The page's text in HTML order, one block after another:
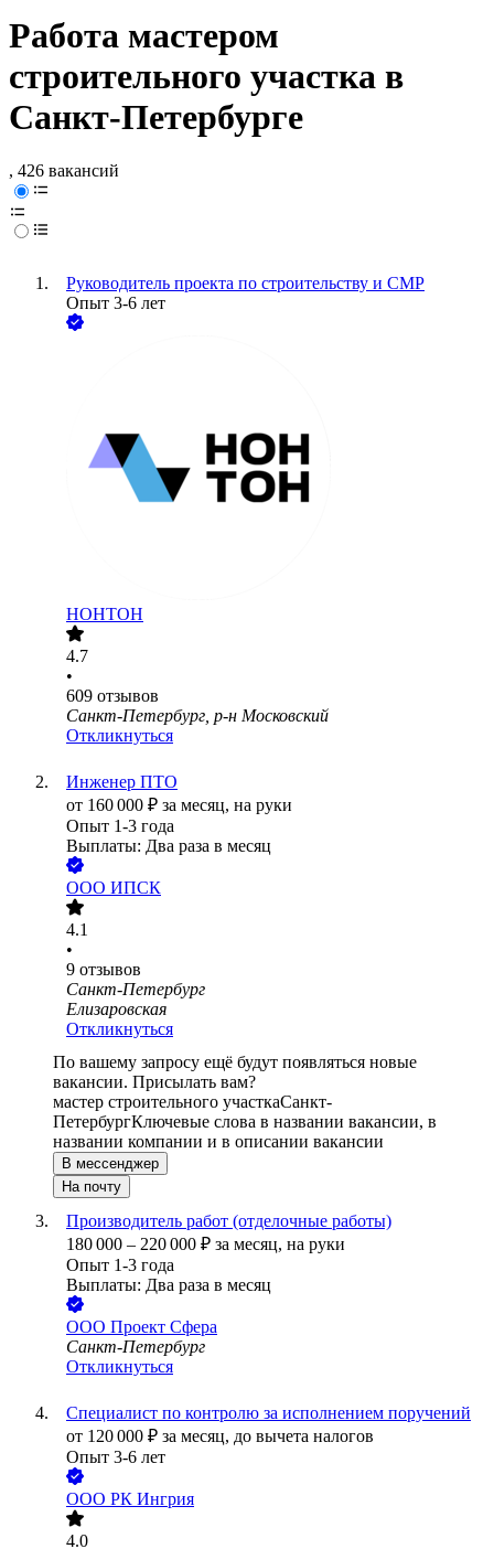
Работа мастером
строительного участка в
Санкт-Петербурге
, 426 вакансий
Руководитель проекта по строительству и СМР
Опыт 3-6 лет
НОНТОН
4.7
•
609 отзывов
Санкт-Петербург, р-н Московский
Откликнуться
Инженер ПТО
от 160 000 ₽ за месяц, на руки
Опыт 1-3 года
Выплаты: Два раза в месяц
ООО ИПСК
4.1
•
9 отзывов
Санкт-Петербург
Елизаровская
Откликнуться
По вашему запросу ещё будут появляться новые
вакансии. Присылать вам?
мастер строительного участкаСанкт-
ПетербургКлючевые слова в названии вакансии, в
названии компании и в описании вакансии
В мессенджер
На почту
Производитель работ (отделочные работы)
180 000 – 220 000 ₽ за месяц, на руки
Опыт 1-3 года
Выплаты: Два раза в месяц
ООО Проект Сфера
Санкт-Петербург
Откликнуться
Специалист по контролю за исполнением поручений
от 120 000 ₽ за месяц, до вычета налогов
Опыт 3-6 лет
ООО РК Ингрия
4.0